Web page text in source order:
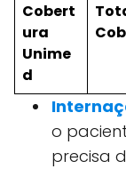
Cobert
ura
Unime
d
o
precisa